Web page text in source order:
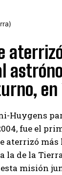
en
Huygens
fue el
aterrizó
de la
misión